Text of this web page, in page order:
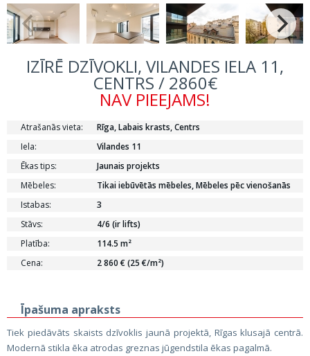
IZĪRĒ DZĪVOKLI, VILANDES IELA 11,
CENTRS / 2860€
NAV PIEEJAMS!
Atrašanās vieta:
Rīga, Labais krasts, Centrs
Iela:
Vilandes 11
Ēkas tips:
Jaunais projekts
Mēbeles:
Tikai iebūvētās mēbeles, Mēbeles pēc vienošanās
Istabas:
3
Stāvs:
4/6 (ir lifts)
Platība:
114.5 m²
Cena:
2 860 € (25 €/m²)
Īpašuma apraksts
Tiek piedāvāts skaists dzīvoklis jaunā projektā, Rīgas klusajā centrā.
Modernā stikla ēka atrodas greznas jūgendstila ēkas pagalmā.